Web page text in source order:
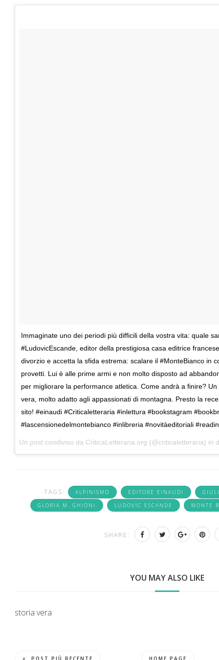
Immaginate uno dei periodi più difficili della vostra vita: quale
#LudovicEscande, editor della prestigiosa casa editrice
divorzio e accetta la sfida estrema: scalare il #MonteBianco in
provetti. Lui è alle prime armi e non molto disposto ad
per migliorare la performance atletica. Come andrà a finire?
vera, molto adatto agli appassionati di montagna. Presto la
sito! #einaudi #Criticaletteraria #inlettura #bookstagram
#lascensionedelmontebianco #inlibreria #novitàeditoriali
Un post condiviso da CriticaLetteraria.org (@criticaletteraria) in
TAGS: ALPINISMO EDITORE EINAUDI
GLORIA M. GHIONI
LUDOVIC ESCANDE MONTE
SHARE:
YOU MAY ALSO LIKE
storia vera
POST PIÙ RECENTE HOME PAGE